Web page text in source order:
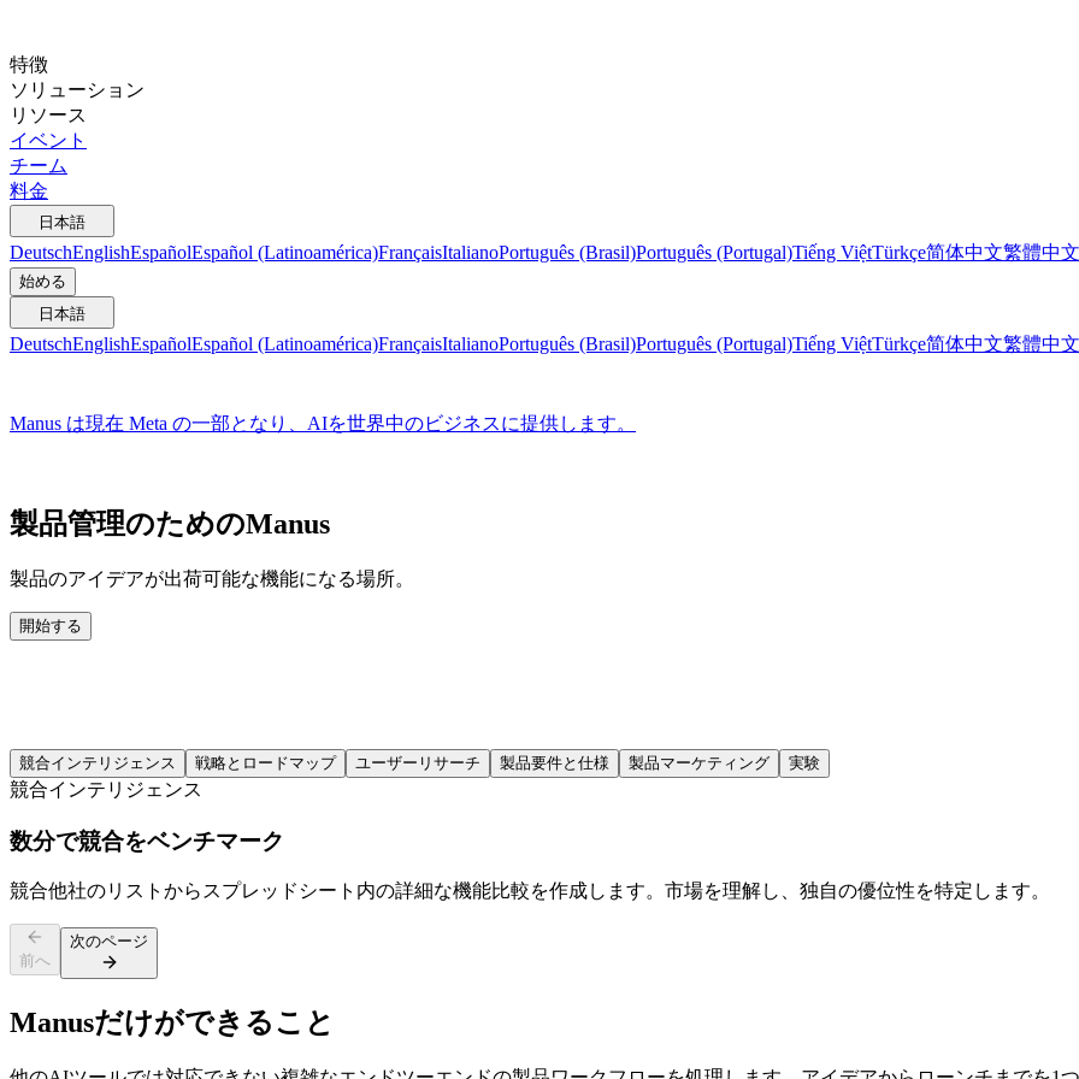
特徴
ソリューション
リソース
イベント
チーム
料金
日本語
DeutschEnglishEspañolEspañol (Latinoamérica)FrançaisItalianoPortuguês (Brasil)Português (Portugal)Tiếng ViệtTürkçe简体中文繁體中文
始める
日本語
DeutschEnglishEspañolEspañol (Latinoamérica)FrançaisItalianoPortuguês (Brasil)Português (Portugal)Tiếng ViệtTürkçe简体中文繁體中文
Manus は現在 Meta の一部となり、AIを世界中のビジネスに提供します。
製品管理のためのManus
製品のアイデアが出荷可能な機能になる場所。
開始する
競合インテリジェンス 戦略とロードマップ ユーザーリサーチ 製品要件と仕様 製品マーケティング 実験
競合インテリジェンス
数分で競合をベンチマーク
競合他社のリストからスプレッドシート内の詳細な機能比較を作成します。市場を理解し、独自の優位性を特定します。
前へ
次のページ
Manusだけができること